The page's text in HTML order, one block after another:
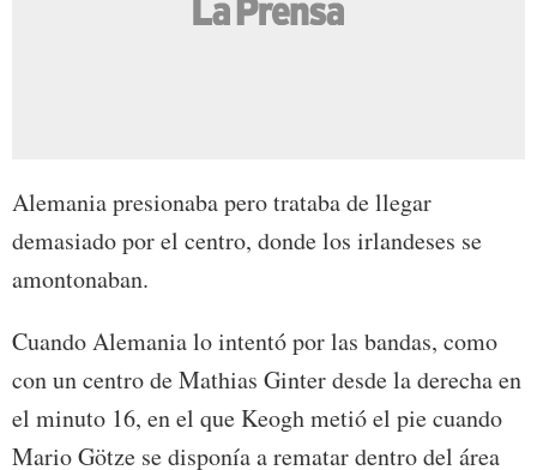
Alemania presionaba pero trataba de llegar
demasiado por el centro, donde los irlandeses se
amontonaban.
Cuando Alemania lo intentó por las bandas, como
con un centro de Mathias Ginter desde la derecha en
el minuto 16, en el que Keogh metió el pie cuando
Mario Götze se disponía a rematar dentro del área